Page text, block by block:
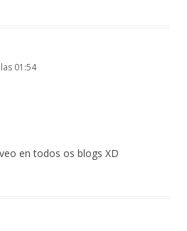
01:54
en todos os blogs XD